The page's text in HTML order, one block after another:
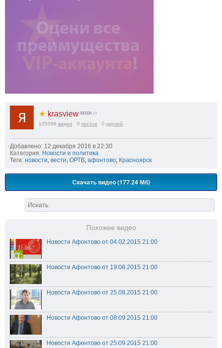
★ krasview 500336 | 0
105098 видео 0 постов 0 друзей
Добавлено: 12 декабря 2016 в 22:30
Категория: Новости и политика
Теги: новости, вести, ОРТВ, афонтово, Красноярск
Скачать видео (177.24 Мб)
Похожее видео
Новости Афонтово от 04.02.2015 21:00
Новости Афонтово от 19.08.2015 21:00
Новости Афонтово от 25.08.2015 21:00
Новости Афонтово от 08.09.2015 21:00
Новости Афонтово от 25.09.2015 21:00